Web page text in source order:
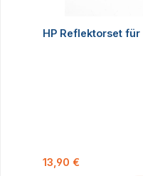
HP Reflektorset
Regulärer Preis:
13,90 €